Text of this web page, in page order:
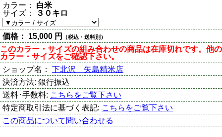
カラー：
白米
サイズ：
３０キロ
価格： 15,000 円 （税込・送料別）
このカラー・サイズの組み合わせの商品は在庫切れです。他の
カラー・サイズをご確認下さい。
ショップ名： 下北沢 矢島精米店
決済方法: 銀行振込
送料･手数料: こちらをご覧下さい
特定商取引法に基づく表記: こちらをご覧下さい
この商品について問い合わせる